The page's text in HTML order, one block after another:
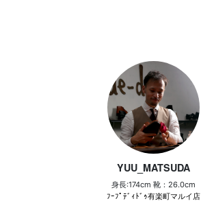
YUU_MATSUDA
身長:174cm 靴：26.0cm
ﾌｰﾌﾟﾃﾞｨﾄﾞｩ有楽町マルイ店